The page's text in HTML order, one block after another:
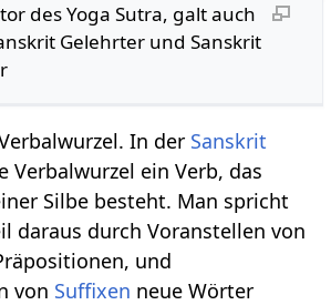
des Yoga Sutra, galt auch
Gelehrter und Sanskrit
In der Sanskrit
Verbalwurzel ein Verb, das
Silbe besteht. Man spricht
daraus durch Voranstellen von
und
von Suffixen neue Wörter